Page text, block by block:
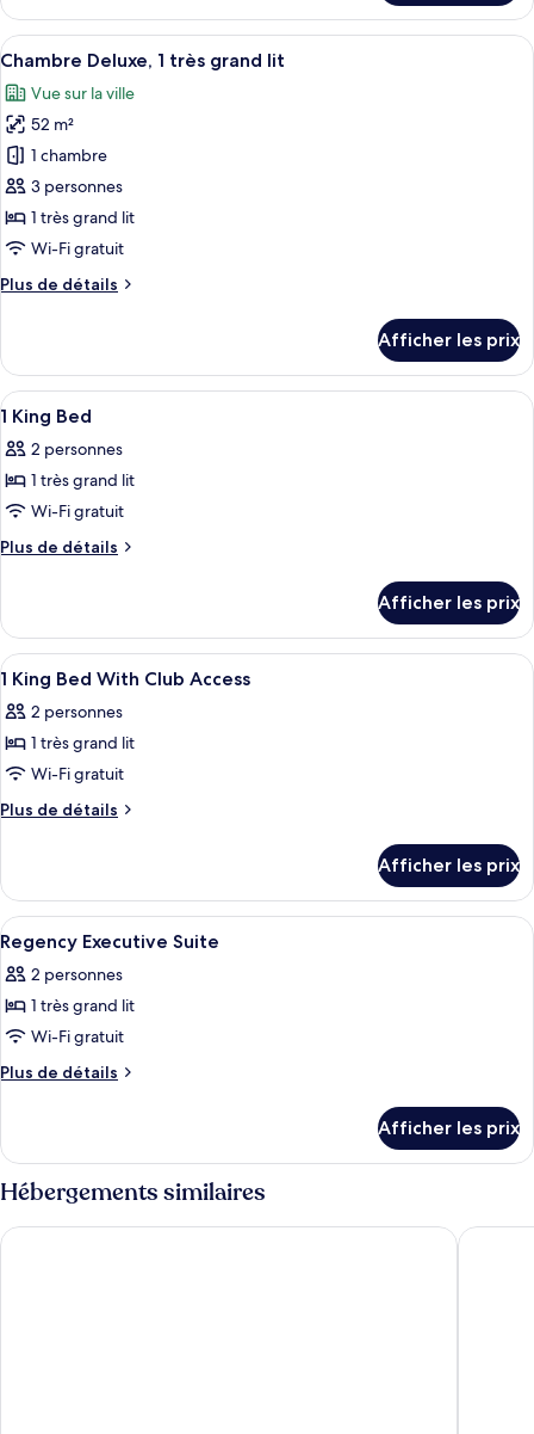
lits
jumeaux
Chambre
Club,
2
jumeaux
Afficher
toutes
les
photos
pour
ce
type
de
chambre :
Chambre
très
grand
lit
Une chambre d’hôtel avec un
5
Chambre Deluxe, 1 très grand lit
Vue sur la ville
52 m²
1 chambre
3 personnes
1 très grand lit
Wi-Fi gratuit
Plus de détails
Plus
Chambre
Deluxe,
1
grand
lit
Afficher les prix
Afficher
toutes
les
photos
pour
ce
chambre :
King
Bed
Une chambre d’hôtel comprenant
5
1 King Bed
2 personnes
1 très grand lit
Wi-Fi gratuit
Plus de détails
Plus
1
King
Bed
Afficher les prix
Afficher
toutes
les
photos
pour
ce
chambre :
King
Bed
With
Club
Access
Une chambre d’hôtel avec un grand
5
1 King Bed With Club Access
2 personnes
1 très grand lit
Wi-Fi gratuit
Plus de détails
Plus
1
King
Bed
With
Club
Access
Afficher les prix
Afficher
toutes
les
photos
pour
ce
chambre :
Regency
Executive
Suite
Une chambre d’hôtel avec un lit, un
7
Regency Executive Suite
2 personnes
1 très grand lit
Wi-Fi gratuit
Plus de détails
Plus
Regency
Executive
Suite
Afficher les prix
Hébergements similaires
Crowne Plaza Belgrade by IHG